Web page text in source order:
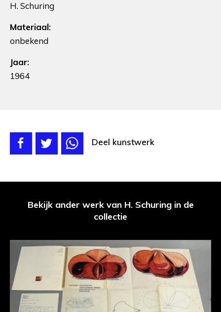
H. Schuring
Materiaal:
onbekend
Jaar:
1964
Deel kunstwerk
Bekijk ander werk van H. Schuring in de
collectie